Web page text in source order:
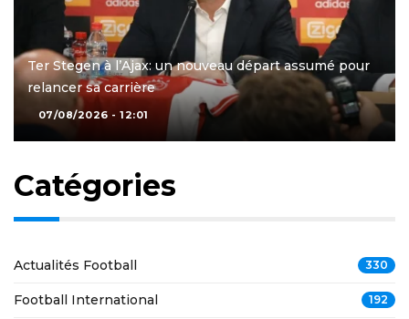
Ter Stegen à l’Ajax: un nouveau départ assumé pour
relancer sa carrière
07/08/2026 - 12:01
Catégories
Actualités Football 330
Football International 192